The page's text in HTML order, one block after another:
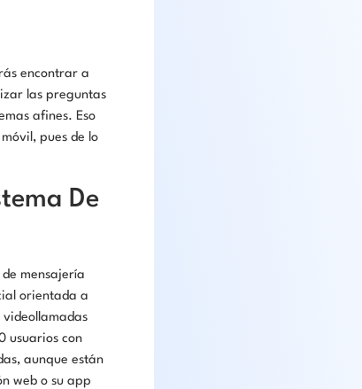
encontrar a
las preguntas
afines. Eso
pues de lo
De
mensajería
orientada a
usuarios con
aunque están
web o su app